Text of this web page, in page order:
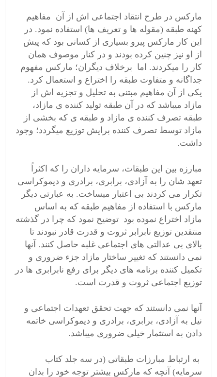
مارکس در طرح انتقاد اجتماعی اش از آن مفاهیم
کهنه طبقه (مقوله ها و تعریف ها) استفاده نمود. در
این کار مارکس پیرو بسیاری از کسانی بود که پیش
از او نیز چنین کرده بودند و در کنار موصوف همان
کار را میکردند. اما برخلاف دیگران؛ مارکس مفهوم
جداگانه و متفاوت طبقه را اختراع و استعمال کرد.
یکی از آن مفاهیم مبتنی به تحلیل و تجزیه اش از
مازاد میباشد که در آن طبقه تولید کننده ی مازاد،
طبقه تصرف کننده ی مازاد و طبقه ی که بخشی از
مازاد توسط تصرف کننده برایش توزیع میگردد؛ وجود
داشت.
مبارزه بین این طبقات، سرمایه داران را که اکثراً
تعهد شان را به آزادی، برابری، برادری و دیموکراسی
تکرار می کردند بی اعتبار میساخت. به عبارتی دیگر
مارکس با استفاده از مفاهیم طبقه که به اساس
مازاد اختراع نموده بود توضیح نمود که چرا در گذشته
منتقدین توزیع نابرابر ثروت و قدرت قادر نبودند تا
بالای بی عدالتی های اجتماعی غلبه حاصل کنند. آنها
نمی دانستند که تغییر ساختار مازاد جزء ضروری و
تکمیل کننده برنامه های دیگر برای رفع نابرابری ها در
توزیع اجتماعی ثروت و قدرت است.
آنها نمی دانستند که جهت تحقق تعهدات اجتماعی و
نیل به آزادی، برابری، برادری و دیموکراسی خاتمه
دادن به استثمار خیلی ضروری میباشد.
به ارتباط مبارزات طبقاتی (در سه جلد کتاب
سرمایه) آنچه که مارکس بیشتر توجه خود را بدان